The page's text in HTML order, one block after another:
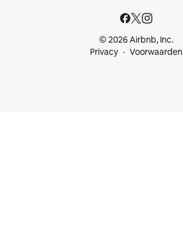
© 2026 Airbnb, Inc.
Privacy
Voorwaarden